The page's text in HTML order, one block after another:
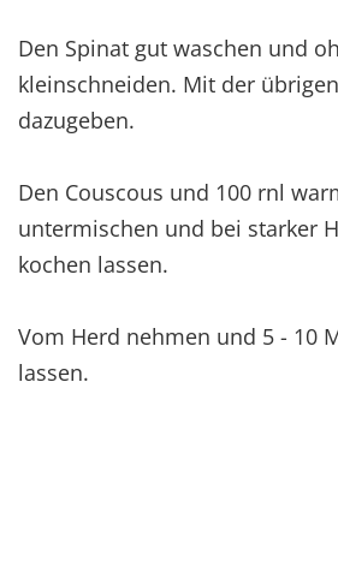
Den Spinat gut waschen und
kleinschneiden. Mit der
dazugeben.
Den Couscous und 100 rnl
untermischen und bei starker
kochen lassen.
Vom Herd nehmen und 5 - 10
lassen.